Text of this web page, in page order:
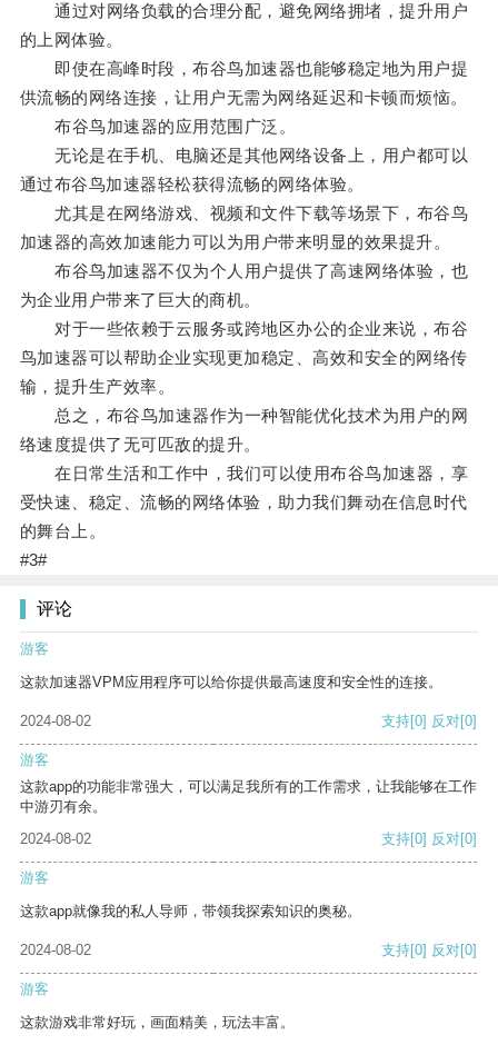
通过对网络负载的合理分配，避免网络拥堵，提升用户
的上网体验。
即使在高峰时段，布谷鸟加速器也能够稳定地为用户提
供流畅的网络连接，让用户无需为网络延迟和卡顿而烦恼。
布谷鸟加速器的应用范围广泛。
无论是在手机、电脑还是其他网络设备上，用户都可以
通过布谷鸟加速器轻松获得流畅的网络体验。
尤其是在网络游戏、视频和文件下载等场景下，布谷鸟
加速器的高效加速能力可以为用户带来明显的效果提升。
布谷鸟加速器不仅为个人用户提供了高速网络体验，也
为企业用户带来了巨大的商机。
对于一些依赖于云服务或跨地区办公的企业来说，布谷
鸟加速器可以帮助企业实现更加稳定、高效和安全的网络传
输，提升生产效率。
总之，布谷鸟加速器作为一种智能优化技术为用户的网
络速度提供了无可匹敌的提升。
在日常生活和工作中，我们可以使用布谷鸟加速器，享
受快速、稳定、流畅的网络体验，助力我们舞动在信息时代
的舞台上。
#3#
评论
游客
这款加速器VPM应用程序可以给你提供最高速度和安全性的连接。
2024-08-02 支持[0] 反对[0]
游客
这款app的功能非常强大，可以满足我所有的工作需求，让我能够在工作
中游刃有余。
2024-08-02
支持[0] 反对[0]
游客
这款app就像我的私人导师，带领我探索知识的奥秘。
2024-08-02 支持[0] 反对[0]
游客
这款游戏非常好玩，画面精美，玩法丰富。